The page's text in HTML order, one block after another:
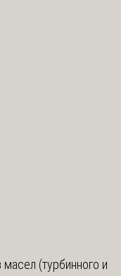
(турбинного и